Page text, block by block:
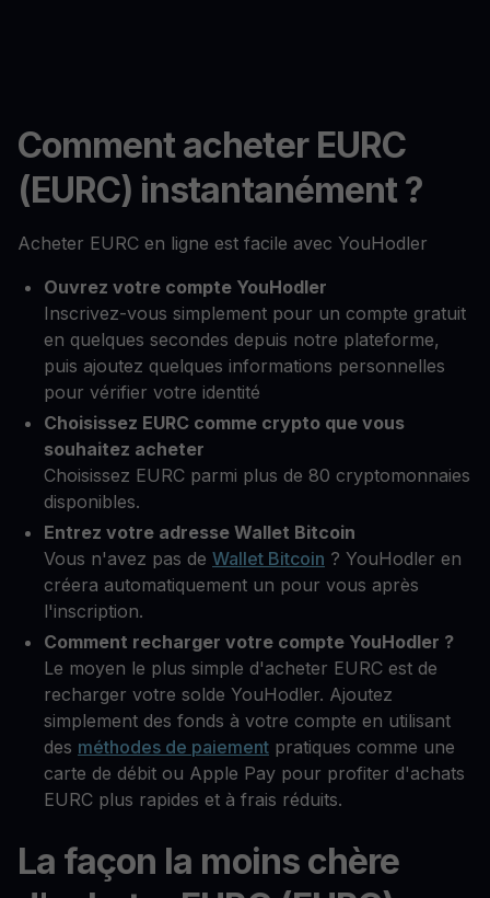
Comment acheter EURC
(EURC) instantanément ?
Acheter EURC en ligne est facile avec YouHodler
Ouvrez votre compte YouHodler
Inscrivez-vous simplement pour un compte gratuit
en quelques secondes depuis notre plateforme,
puis ajoutez quelques informations personnelles
pour vérifier votre identité
Choisissez EURC comme crypto que vous
souhaitez acheter
Choisissez EURC parmi plus de 80 cryptomonnaies
disponibles.
Entrez votre adresse Wallet Bitcoin
Vous n'avez pas de Wallet Bitcoin ? YouHodler en
créera automatiquement un pour vous après
l'inscription.
Comment recharger votre compte YouHodler ?
Le moyen le plus simple d'acheter EURC est de
recharger votre solde YouHodler. Ajoutez
simplement des fonds à votre compte en utilisant
des méthodes de paiement pratiques comme une
carte de débit ou Apple Pay pour profiter d'achats
EURC plus rapides et à frais réduits.
La façon la moins chère